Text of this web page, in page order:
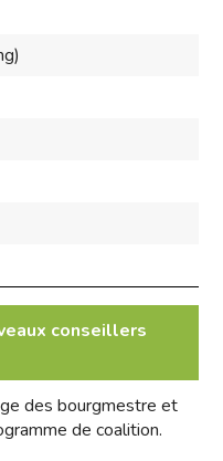
conseillers
des bourgmestre et
de coalition.